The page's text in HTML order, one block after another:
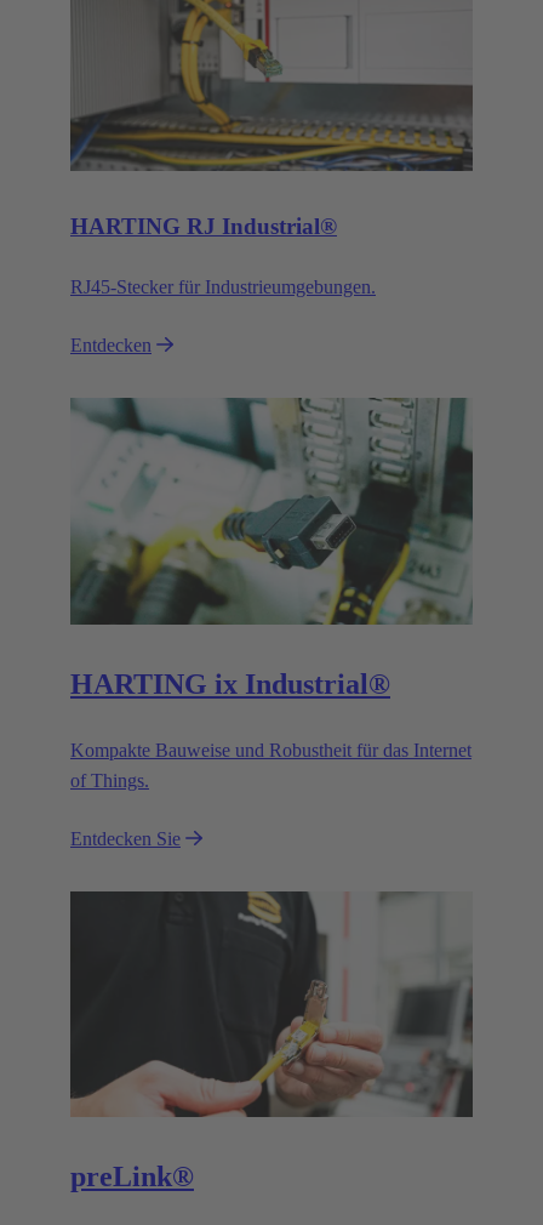
HARTING RJ Industrial®
RJ45-Stecker für Industrieumgebungen.
Entdecken
HARTING ix Industrial®
Kompakte Bauweise und Robustheit für das Internet
of Things.
Entdecken Sie
preLink®